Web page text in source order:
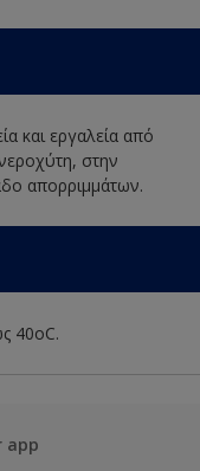
και εργαλεία από
στην
απορριμμάτων.
40οC.
app